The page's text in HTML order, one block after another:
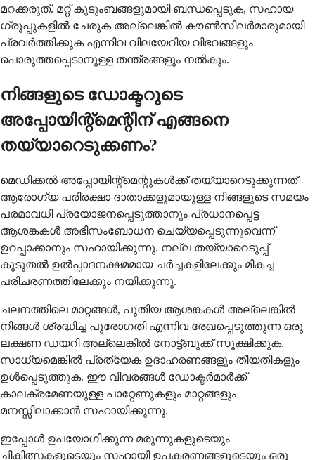
മറക്കരുത്. മറ്റ് കുടുംബങ്ങളുമായി ബന്ധപ്പെടുക, സഹായ
ഗ്രൂപ്പുകളിൽ ചേരുക അല്ലെങ്കിൽ കൗൺസിലർമാരുമായി
പ്രവർത്തിക്കുക എന്നിവ വിലയേറിയ വിഭവങ്ങളും
പൊരുത്തപ്പെടാനുള്ള തന്ത്രങ്ങളും നൽകും.
നിങ്ങളുടെ ഡോക്ടറുടെ
അപ്പോയിന്റ്മെന്റിന് എങ്ങനെ
തയ്യാറെടുക്കണം?
മെഡിക്കൽ അപ്പോയിന്റ്മെന്റുകൾക്ക് തയ്യാറെടുക്കുന്നത്
ആരോഗ്യ പരിരക്ഷാ ദാതാക്കളുമായുള്ള നിങ്ങളുടെ സമയം
പരമാവധി പ്രയോജനപ്പെടുത്താനും പ്രധാനപ്പെട്ട
ആശങ്കകൾ അഭിസംബോധന ചെയ്യപ്പെടുന്നുവെന്ന്
ഉറപ്പാക്കാനും സഹായിക്കുന്നു. നല്ല തയ്യാറെടുപ്പ്
കൂടുതൽ ഉൽപ്പാദനക്ഷമമായ ചർച്ചകളിലേക്കും മികച്ച
പരിചരണത്തിലേക്കും നയിക്കുന്നു.
ചലനത്തിലെ മാറ്റങ്ങൾ, പുതിയ ആശങ്കകൾ അല്ലെങ്കിൽ
നിങ്ങൾ ശ്രദ്ധിച്ച പുരോഗതി എന്നിവ രേഖപ്പെടുത്തുന്ന ഒരു
ലക്ഷണ ഡയറി അല്ലെങ്കിൽ നോട്ട്ബുക്ക് സൂക്ഷിക്കുക.
സാധ്യമെങ്കിൽ പ്രത്യേക ഉദാഹരണങ്ങളും തീയതികളും
ഉൾപ്പെടുത്തുക. ഈ വിവരങ്ങൾ ഡോക്ടർമാർക്ക്
കാലക്രമേണയുള്ള പാറ്റേണുകളും മാറ്റങ്ങളും
മനസ്സിലാക്കാൻ സഹായിക്കുന്നു.
ഇപ്പോൾ ഉപയോഗിക്കുന്ന മരുന്നുകളുടെയും
ചികിത്സകളുടെയും സഹായി ഉപകരണങ്ങളുടെയും ഒരു